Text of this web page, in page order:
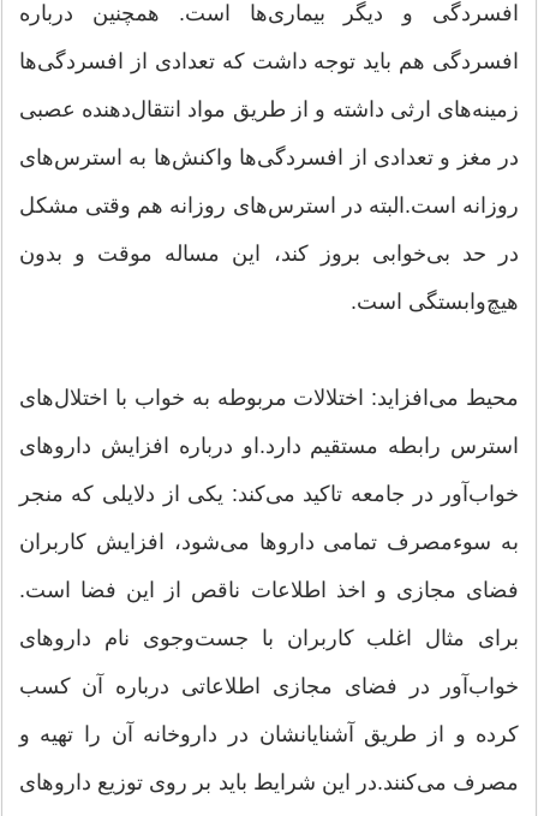
افسردگی و دیگر بیماری‌ها است. همچنین درباره
افسردگی هم باید توجه داشت که تعدادی از افسردگی‌ها
زمینه‌های ارثی داشته و از طریق مواد انتقال‌دهنده عصبی
در مغز و تعدادی از افسردگی‌ها واکنش‌ها به استرس‌های
روزانه است.البته در استرس‌های روزانه هم وقتی مشکل
در حد بی‌خوابی بروز کند، این مساله موقت و بدون
هیچ‌وابستگی است.
محیط می‌افزاید: اختلالات مربوطه به خواب با اختلال‌های
استرس رابطه مستقیم دارد.او درباره افزایش داروهای
خواب‌آور در جامعه تاکید می‌کند:‌ یکی از دلایلی که منجر
به سوء‌مصرف تمامی داروها می‌شود، افزایش کاربران
فضای مجازی و اخذ اطلاعات ناقص از این فضا است.
برای مثال اغلب کاربران با جست‌وجوی نام داروهای
خواب‌آور در فضای مجازی اطلاعاتی درباره آن کسب
کرده و از طریق آشنایانشان در داروخانه آن را تهیه و
مصرف می‌کنند.در این شرایط باید بر روی توزیع داروهای